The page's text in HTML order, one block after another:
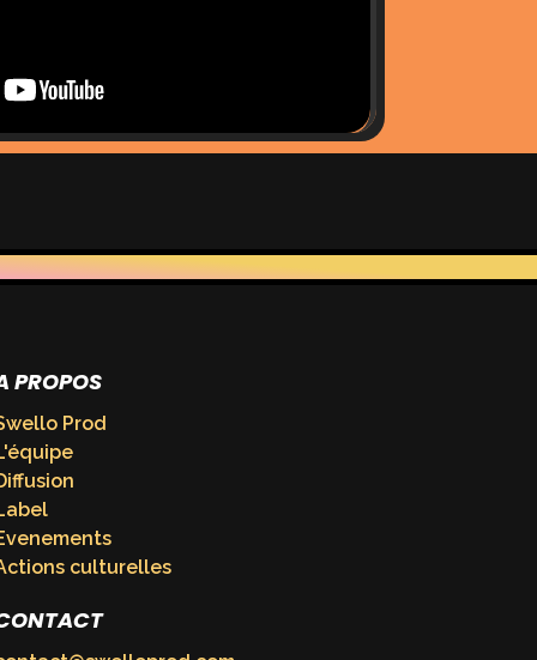
PROPOS
Prod
culturelles